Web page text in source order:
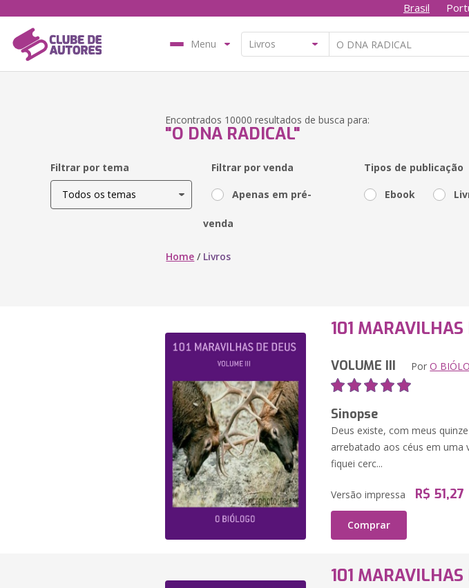
Brasil
Menu
Encontrados 10000 resultados de busca para:
"O DNA RADICAL"
Filtrar por tema Filtrar por venda
Apenas em pré-
venda
Tipos de publicação
Ebook
Home / Livros
101 MARAVILHAS
VOLUME III PorO
Sinopse
Deus existe, com meus
arrebatado aos céus em uma
fiquei cerc...
Versão impressa R$ 51,27
Comprar
101 MARAVILHAS